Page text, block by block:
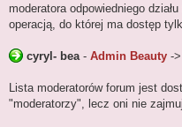
moderatora odpowiedniego
operacją, do której ma dostęp
cyryl- bea - Admin Beauty ->
Lista moderatorów forum jest
"moderatorzy", lecz oni nie